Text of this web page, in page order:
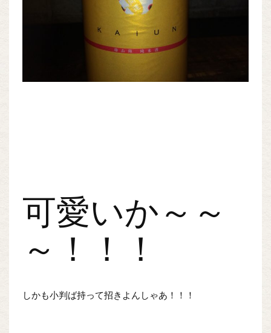
可愛いか～～
～！！！
しかも小判ば持って招きよんしゃあ！！！